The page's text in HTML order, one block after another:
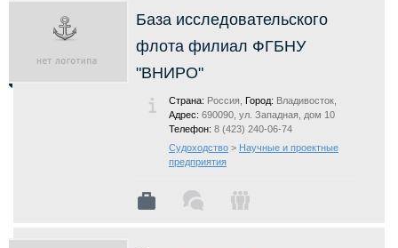
База исследовательского
флота филиал ФГБНУ
"ВНИРО"
Страна: Россия, Город: Владивосток,
Адрес: 690090, ул. Западная, дом 10
Телефон: 8 (423) 240-06-74
Судоходство > Научные и проектные
предприятия